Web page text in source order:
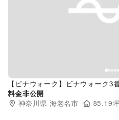
Previous slide
【ビナウォーク】ビナウォーク3
料金非公開
神奈川県 海老名市 85.19